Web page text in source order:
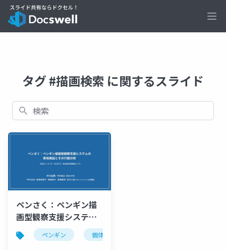
タグ #描画検索 に関するスライド
検索
ペンさく：ペンギン描
画型観察支援システム
の実地検証とその行動
分析
ペンギン 個体識別